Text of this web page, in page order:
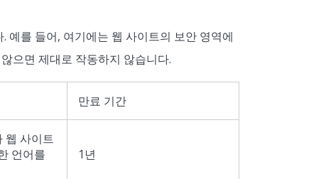
예를 들어, 여기에는 웹 사이트의 보안 영역에
으면 제대로 작동하지 않습니다.
만료 기간
웹 사이트
언어를
1년